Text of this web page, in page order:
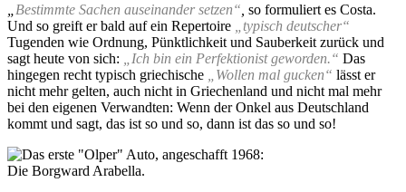
Bestimmte Sachen auseinander setzen“ so formuliert es Costa.
Und so greift er bald auf ein Repertoire
„typisch deutscher“
Tugenden wie Ordnung, Pünktlichkeit und Sauberkeit zurück und
sagt heute von sich:
„Ich bin ein Perfektionist geworden.“ Das
hingegen recht typisch griechische
„Wollen mal gucken“ lässt er
nicht mehr gelten, auch nicht in Griechenland und nicht mal mehr
bei den eigenen Verwandten: Wenn der Onkel aus Deutschland
kommt und sagt, das ist so und so, dann ist das so und so!